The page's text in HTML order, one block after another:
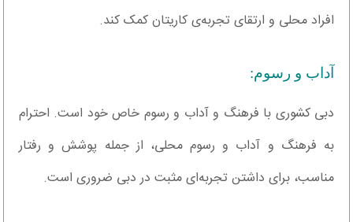
افراد محلی و ارتقای تجربه‌ی کاریتان کمک کند.
آداب و رسوم:
دبی کشوری با فرهنگ و آداب و رسوم خاص خود است. احترام
به فرهنگ و آداب و رسوم محلی، از جمله پوشش و رفتار
مناسب، برای داشتن تجربه‌ای مثبت در دبی ضروری است.